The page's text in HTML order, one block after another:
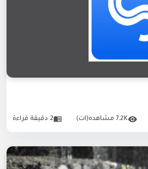
7.2K مشاهده(ات) 2 دقيقة قراءة